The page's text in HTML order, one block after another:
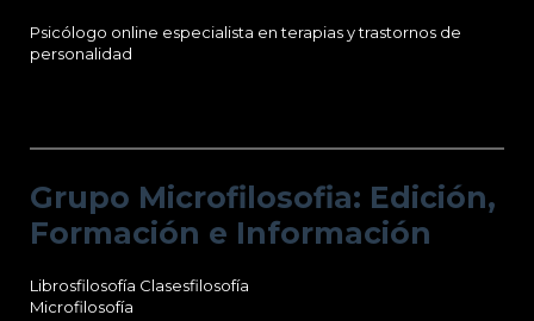
Psicólogo online especialista en terapias y trastornos de
personalidad
Grupo Microfilosofia: Edición,
Formación e Información
Librosfilosofía Clasesfilosofía
Microfilosofía